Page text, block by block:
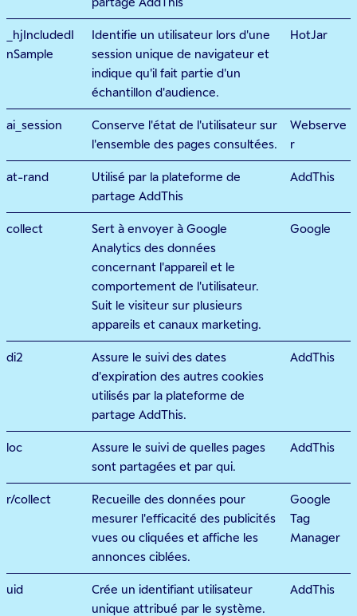
_hjIncludedI
nSample
Identifie un utilisateur lors d'une
session unique de navigateur et
indique qu'il fait partie d'un
échantillon d'audience.
HotJar
ai_session
Conserve l'état de l'utilisateur sur
l'ensemble des pages consultées.
Webserve
r
at-rand
Utilisé par la plateforme de
partage AddThis
AddThis
collect
Sert à envoyer à Google
Analytics des données
concernant l'appareil et le
comportement de l'utilisateur.
Suit le visiteur sur plusieurs
appareils et canaux marketing.
Google
di2
Assure le suivi des dates
d'expiration des autres cookies
utilisés par la plateforme de
partage AddThis.
AddThis
loc
Assure le suivi de quelles pages
sont partagées et par qui.
AddThis
r/collect
Recueille des données pour
mesurer l'efficacité des publicités
vues ou cliquées et affiche les
annonces ciblées.
Google
Tag
Manager
uid
Crée un identifiant utilisateur
unique attribué par le système.
AddThis